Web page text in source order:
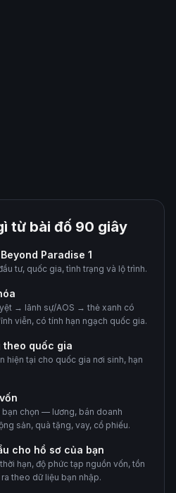
từ bài đố 90 giây
Paradise 1
tư, quốc gia, tình trạng và lộ trình.
→ lãnh sự/AOS → thẻ xanh có
viễn, có tính hạn ngạch quốc gia.
theo quốc gia
hiện tại cho quốc gia nơi sinh, hạn
chọn — lương, bán doanh
sản, quà tặng, vay, cổ phiếu.
cho hồ sơ của bạn
hạn, độ phức tạp nguồn vốn, tồn
theo dữ liệu bạn nhập.